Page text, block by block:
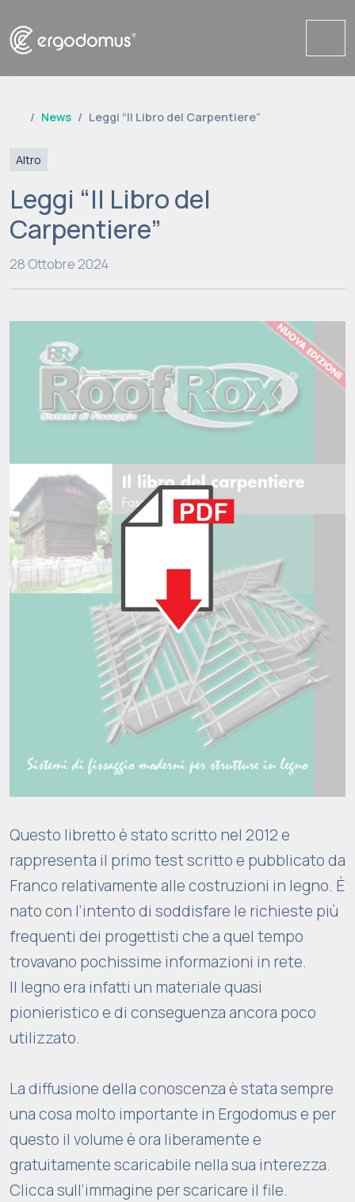
News Leggi “Il Libro del Carpentiere”
Altro
Leggi “Il Libro del
Carpentiere”
28 Ottobre 2024
Questo libretto è stato scritto nel 2012 e
rappresenta il primo test scritto e pubblicato da
Franco relativamente alle costruzioni in legno. È
nato con l’intento di soddisfare le richieste più
frequenti dei progettisti che a quel tempo
trovavano pochissime informazioni in rete.
Il legno era infatti un materiale quasi
pionieristico e di conseguenza ancora poco
utilizzato.
La diffusione della conoscenza è stata sempre
una cosa molto importante in Ergodomus e per
questo il volume è ora liberamente e
gratuitamente scaricabile nella sua interezza.
Clicca sull’immagine per scaricare il file.